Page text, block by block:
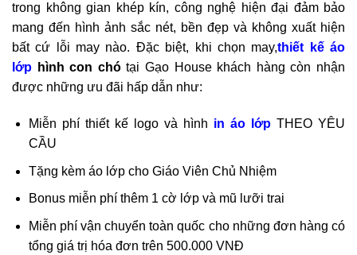
trong không gian khép kín, công nghệ hiện đại đảm bảo
mang đến hình ảnh sắc nét, bền đẹp và không xuất hiện
bất cứ lỗi may nào. Đặc biệt, khi chọn may,thiết kế áo
lớp hình con chótại Gạo House khách hàng còn nhận
được những ưu đãi hấp dẫn như:
Miễn phí thiết kế logo và hình in áo lớpTHEO YÊU
CẦU
Tặng kèm áo lớp cho Giáo Viên Chủ Nhiệm
Bonus miễn phí thêm 1 cờ lớp và mũ lưỡi trai
Miễn phí vận chuyển toàn quốc cho những đơn hàng có
tổng giá trị hóa đơn trên 500.000 VNĐ